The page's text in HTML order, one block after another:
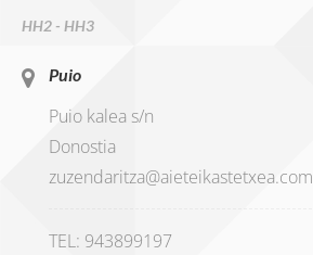
HH2 - HH3
Puio
Puio kalea s/n
Donostia
zuzendaritza@aieteikastetxea.com
TEL: 943899197